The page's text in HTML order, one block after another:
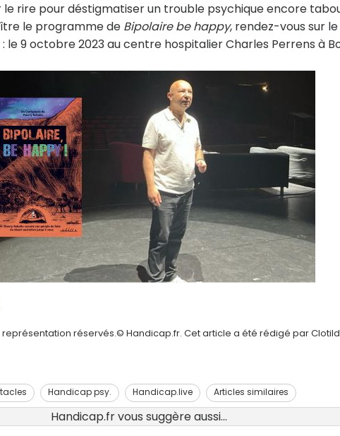
le rire pour déstigmatiser un trouble psychique encore
le programme de Bipolaire be happy, rendez-vous sur le
le 9 octobre 2023 au centre hospitalier Charles Perrens à
réservés.© Handicap.fr. Cet article a été rédigé par
Handicap psy. Handicap.live Articles similaires
Handicap.fr vous suggère aussi...